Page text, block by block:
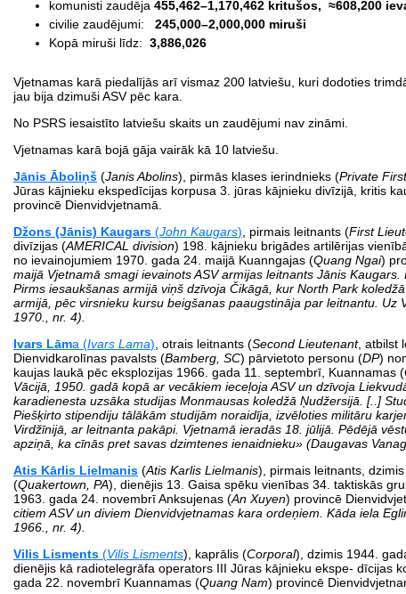
komunisti zaudēja 455,462–1,170,462 kritušos, ≈608,200
civilie zaudējumi:
245,000–2,000,000 miruši
Kopā miruši līdz: 3,886,026
Vjetnamas karā piedalījās arī vismaz 200 latviešu, kuri dodoties
jau bija dzimuši ASV pēc kara.
No PSRS iesaistīto latviešu skaits un zaudējumi nav zināmi.
Vjetnamas karā bojā gāja vairāk kā 10 latviešu.
Jānis Āboliņš (Janis Abolins), pirmās klases ierindnieks (Private
Jūras kājnieku eks­pedīcijas korpusa 3. jūras kājnieku divīzijā, kritis
provincē Dienvidvjetnamā.
Džons (Jānis) Kaugars (John Kaugars) , pirmais leitnants (First
divīzijas (AMERICAL division) 198. kājnieku brigādes artilērijas
no ievainojumiem 1970. gada 24. maijā Kuanngajas (Quang Ngai)
maijā Vjetnamā smagi ievainots ASV armijas leitnants Jānis
Pirms iesaukšanas armijā viņš dzīvoja Čikāgā, kur North Park koledžā
armijā, pēc virsnieku kursu beigšanas paaugstināja par leitnantu. Uz
1970., nr. 4).
Ivars Lāma (Ivars Lama) , otrais leitnants (Second Lieutenant, atbilst
Dienvidkarolīnas pavalsts (Bamberg, SC) pārvietoto personu (DP)
kaujas laukā pēc eksplozijas 1966. gada 11. septembrī, Kuannamas (
Vācijā, 1950. gadā kopā ar vecākiem ieceļoja ASV un dzīvoja
kara­dienesta uzsāka studijas Monmausas koledžā Ņudžersijā. [..]
Piešķirto stipendiju tālākām studijām noraidīja, izvēloties militāru
Virdžīnijā, ar leitnanta pakāpi. Vjetnamā ieradās 18. jūlijā. Pēdējā
apziņā, ka cīnās pret savas dzimtenes ienaidnieku» (Daugavas
Atis Kārlis Lielmanis (Atis Karlis Lielmanis), pirmais leitnants,
(Quakertown, PA), dienējis 13. Gaisa spēku vienības 34. taktiskās
1963. gada 24. novembrī Anksujenas (An Xuyen) provincē
citiem ASV un diviem Dienvidvjetnamas kara ordeņiem. Kāda iela
1966., nr. 4).
Vilis Lisments (Vilis Lisments), kaprālis (Corporal), dzimis 1944.
dienējis kā radiotelegrāfa operators III Jūras kājnieku ekspe­­- dīcijas
gada 22. novembrī Kuannamas (Quang Nam) provincē